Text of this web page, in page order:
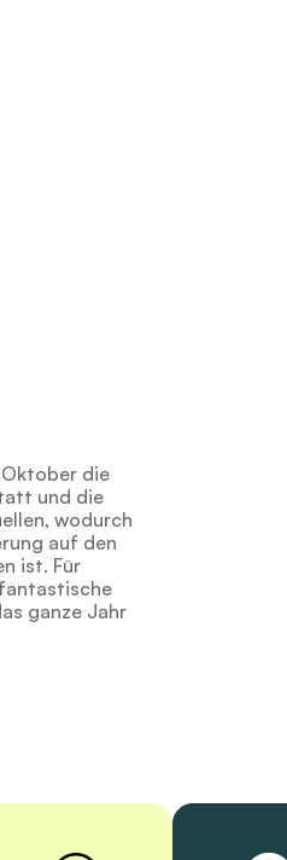
die
und die
wodurch
auf den
ist. Für
ganze Jahr